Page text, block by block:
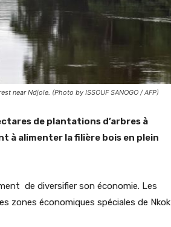
near Ndjole. (Photo by ISSOUF SANOGO / AFP)
de plantations d’arbres à
à alimenter la filière bois en plein
de diversifier son économie. Les
zones économiques spéciales de Nkok